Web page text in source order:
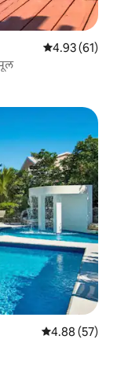
5 पैकी 4.93
4.93 (61)
5 पैकी 4.88
4.88 (57)